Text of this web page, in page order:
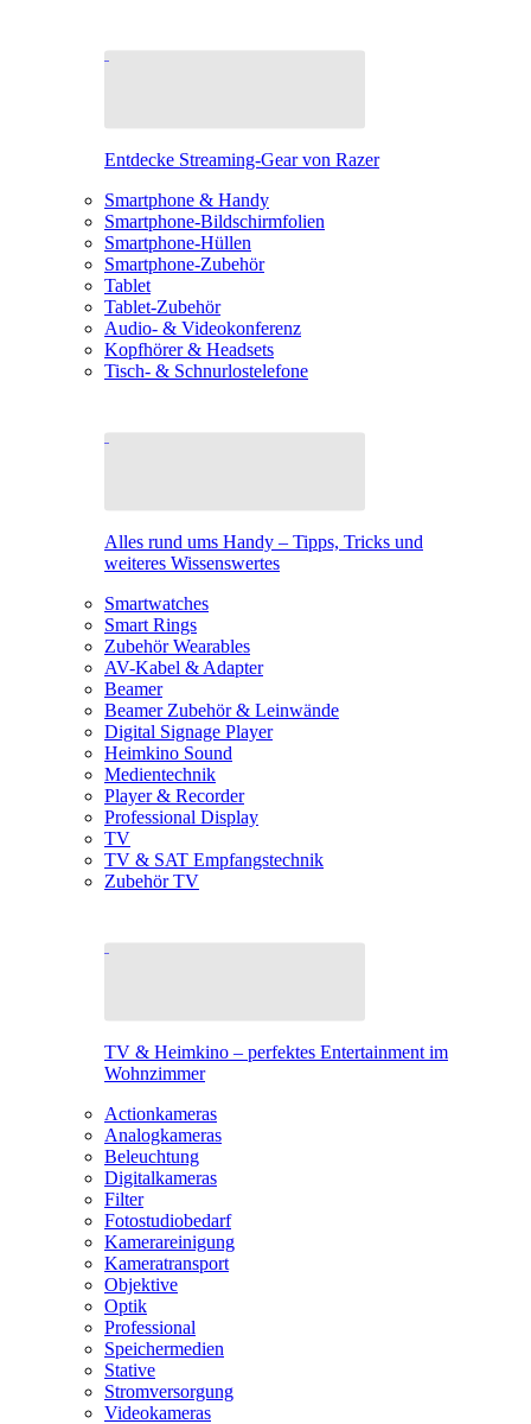
Entdecke Streaming-Gear von Razer
Smartphone & Handy
Smartphone-Bildschirmfolien
Smartphone-Hüllen
Smartphone-Zubehör
Tablet
Tablet-Zubehör
Audio- & Videokonferenz
Kopfhörer & Headsets
Tisch- & Schnurlostelefone
Alles rund ums Handy – Tipps, Tricks und
weiteres Wissenswertes
Smartwatches
Smart Rings
Zubehör Wearables
AV-Kabel & Adapter
Beamer
Beamer Zubehör & Leinwände
Digital Signage Player
Heimkino Sound
Medientechnik
Player & Recorder
Professional Display
TV
TV & SAT Empfangstechnik
Zubehör TV
TV & Heimkino – perfektes Entertainment im
Wohnzimmer
Actionkameras
Analogkameras
Beleuchtung
Digitalkameras
Filter
Fotostudiobedarf
Kamerareinigung
Kameratransport
Objektive
Optik
Professional
Speichermedien
Stative
Stromversorgung
Videokameras